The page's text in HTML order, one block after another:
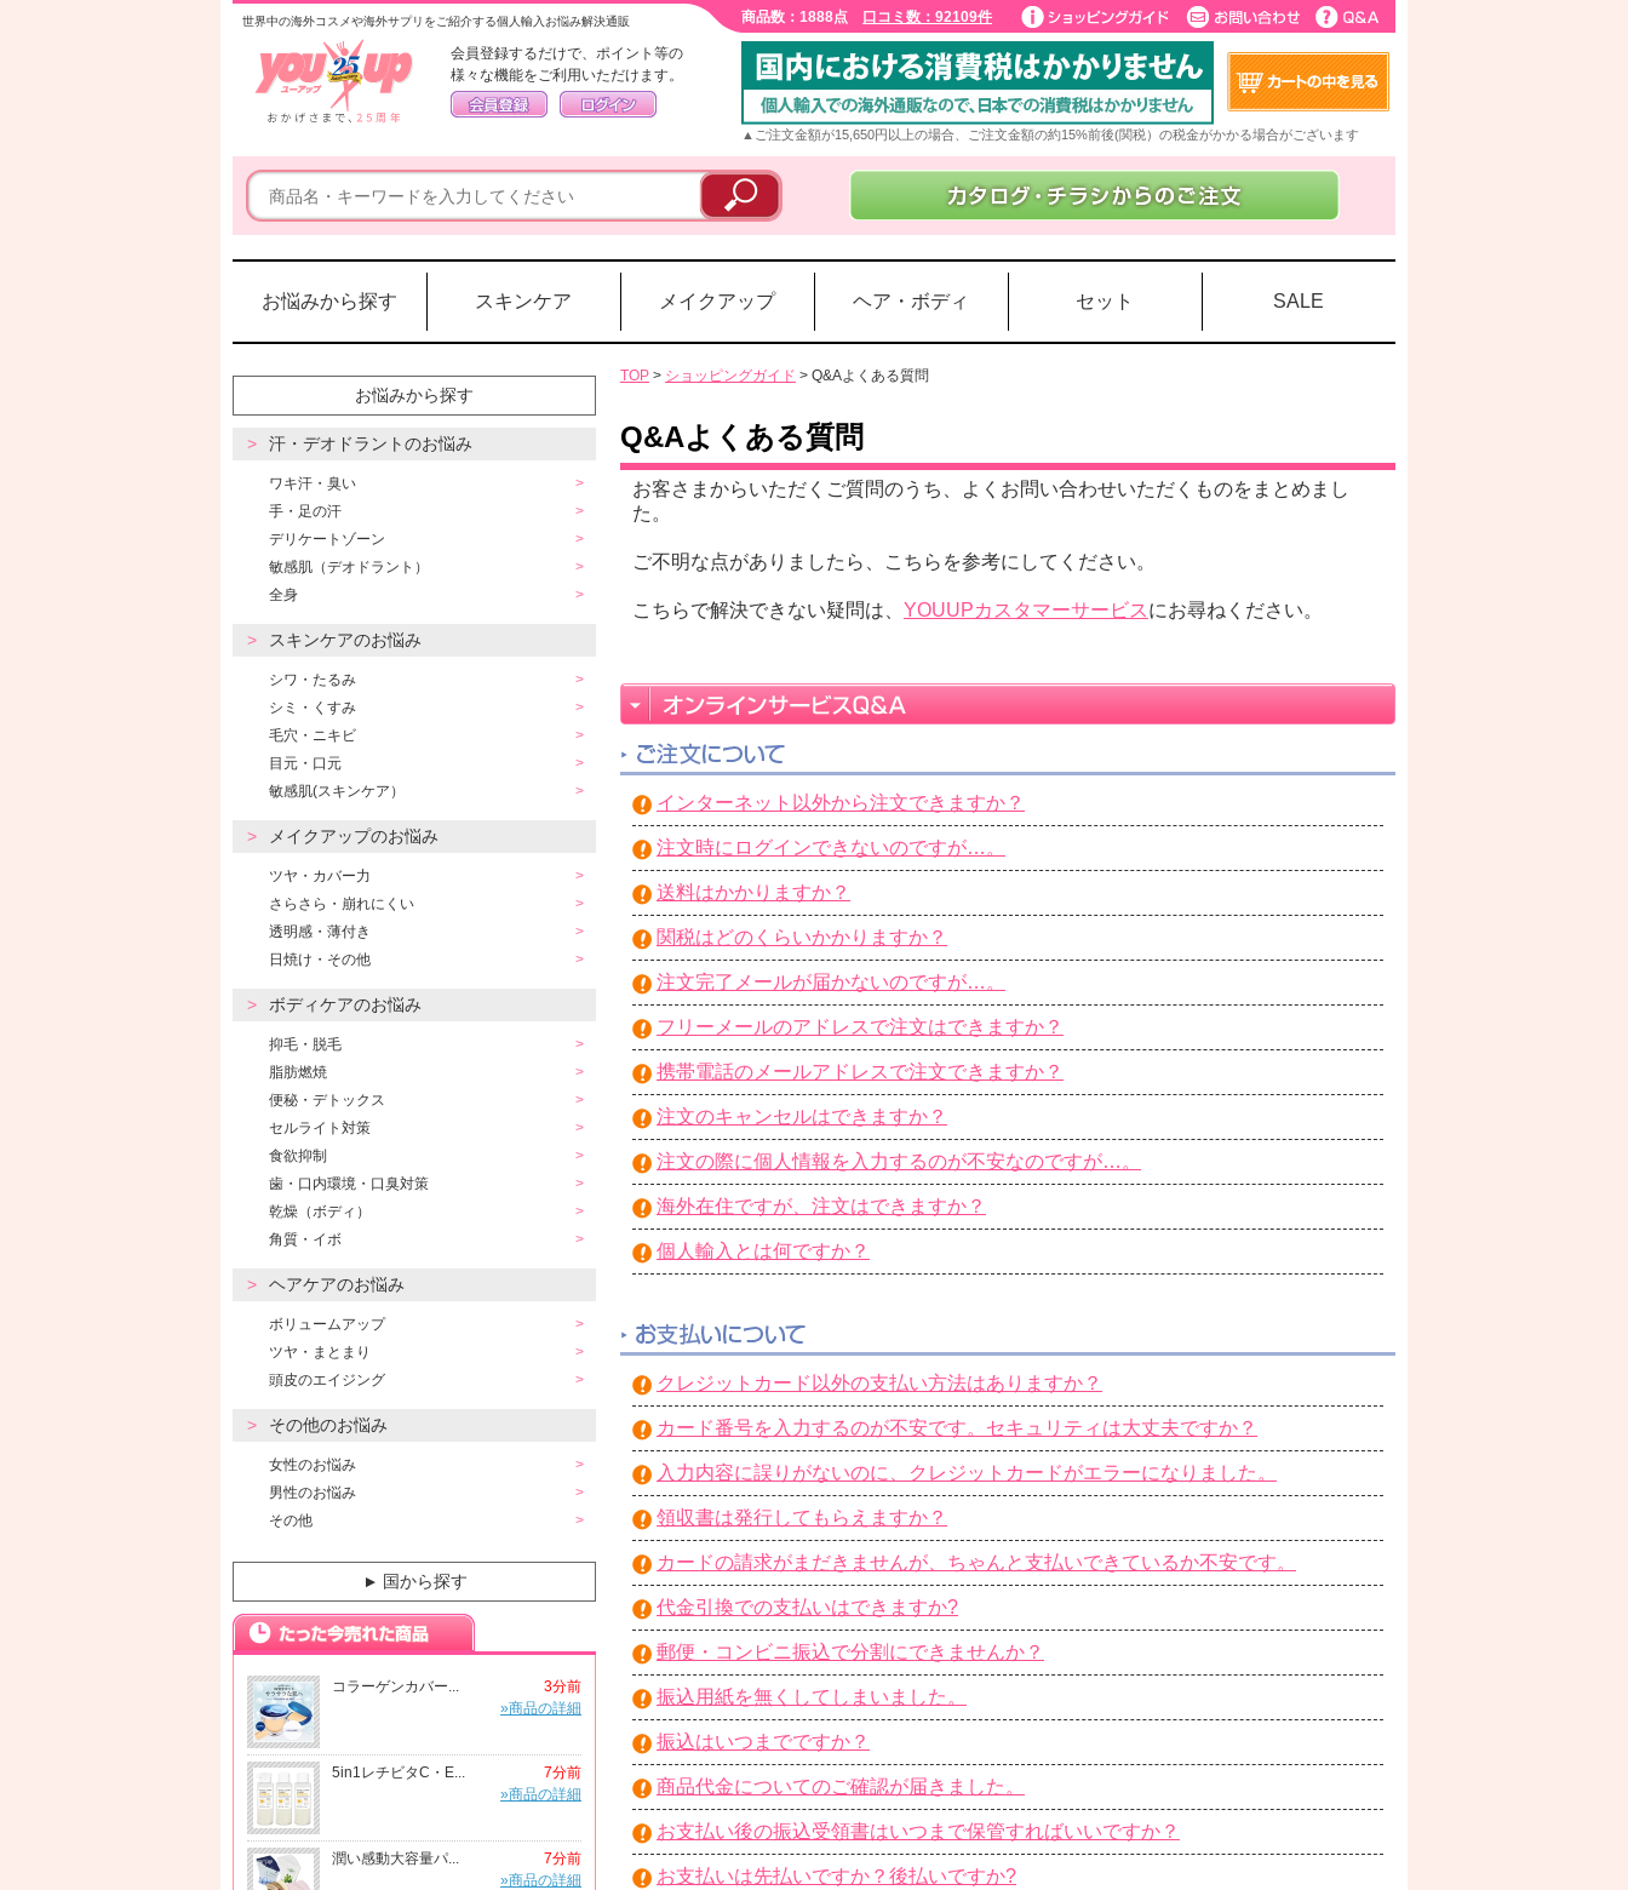
世界中の海外コスメや海外サプリをご紹介する個人輸入お悩み解決通販 商品数：1888点 口コミ数：92109件
会員登録するだけで、ポイント等の
様々な機能をご利用いただけます。
▲ご注文金額が15,650円以上の場合、ご注文金額の約15%前後(関税）の税金がかかる場合がございます
お悩みから探す スキンケア メイクアップ ヘア・ボディ セット SALE
お悩みから探す
汗・デオドラントのお悩み
ワキ汗・臭い
手・足の汗
デリケートゾーン
敏感肌（デオドラント）
全身
スキンケアのお悩み
シワ・たるみ
シミ・くすみ
毛穴・ニキビ
目元・口元
敏感肌(スキンケア）
メイクアップのお悩み
ツヤ・カバー力
さらさら・崩れにくい
透明感・薄付き
日焼け・その他
ボディケアのお悩み
抑毛・脱毛
脂肪燃焼
便秘・デトックス
セルライト対策
食欲抑制
歯・口内環境・口臭対策
乾燥（ボディ）
角質・イボ
ヘアケアのお悩み
ボリュームアップ
ツヤ・まとまり
頭皮のエイジング
その他のお悩み
女性のお悩み
男性のお悩み
その他
▼ 国から探す
コラーゲンカバー...
3分前
»商品の詳細
5in1レチビタC・E...
7分前
»商品の詳細
潤い感動大容量パ...
7分前
»商品の詳細
TOP > ショッピングガイド > Q&Aよくある質問
Q&Aよくある質問
お客さまからいただくご質問のうち、よくお問い合わせいただくものをまとめまし
た。
ご不明な点がありましたら、こちらを参考にしてください。
こちらで解決できない疑問は、 YOUUPカスタマーサービス にお尋ねください。
インターネット以外から注文できますか？
注文時にログインできないのですが…。
送料はかかりますか？
関税はどのくらいかかりますか？
注文完了メールが届かないのですが…。
フリーメールのアドレスで注文はできますか？
携帯電話のメールアドレスで注文できますか？
注文のキャンセルはできますか？
注文の際に個人情報を入力するのが不安なのですが…。
海外在住ですが、注文はできますか？
個人輸入とは何ですか？
クレジットカード以外の支払い方法はありますか？
カード番号を入力するのが不安です。セキュリティは大丈夫ですか？
入力内容に誤りがないのに、クレジットカードがエラーになりました。
領収書は発行してもらえますか？
カードの請求がまだきませんが、ちゃんと支払いできているか不安です。
代金引換での支払いはできますか?
郵便・コンビニ振込で分割にできませんか？
振込用紙を無くしてしまいました。
振込はいつまでですか？
商品代金についてのご確認が届きました。
お支払い後の振込受領書はいつまで保管すればいいですか？
お支払いは先払いですか？後払いですか?